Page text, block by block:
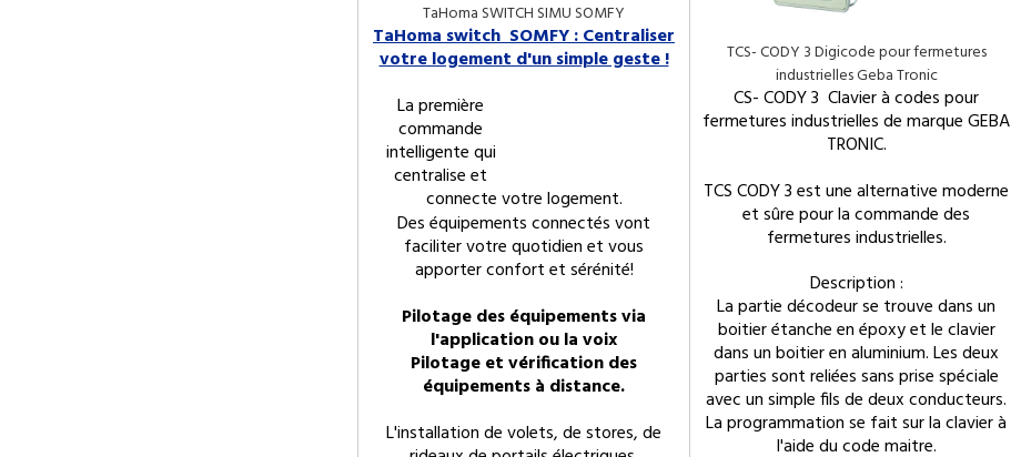
TaHoma SWITCH SIMU SOMFY
TaHoma switch SOMFY : Centraliser
votre logement d'un simple geste !
La première
commande
intelligente qui
centralise et
connecte votre logement.
Des équipements connectés vont
faciliter votre quotidien et vous
apporter confort et sérénité!
Pilotage des équipements via
l'application ou la voix
Pilotage et vérification des
équipements à distance.
L'installation de volets, de stores, de
TCS- CODY 3 Digicode pour fermetures
industrielles Geba Tronic
CS- CODY 3 Clavier à codes pour
fermetures industrielles de marque GEBA
TRONIC.
TCS CODY 3 est une alternative moderne
et sûre pour la commande des
fermetures industrielles.
Description :
La partie décodeur se trouve dans un
boitier étanche en époxy et le clavier
dans un boitier en aluminium. Les deux
parties sont reliées sans prise spéciale
avec un simple fils de deux conducteurs.
La programmation se fait sur la clavier à
l'aide du code maitre.